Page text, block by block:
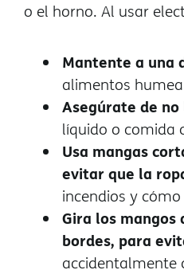
o el horno. Al usar
Mantente a una
alimentos
Asegúrate de
líquido o comida
Usa mangas
evitar que la
incendios y
Gira los
bordes, para
accidentalmente